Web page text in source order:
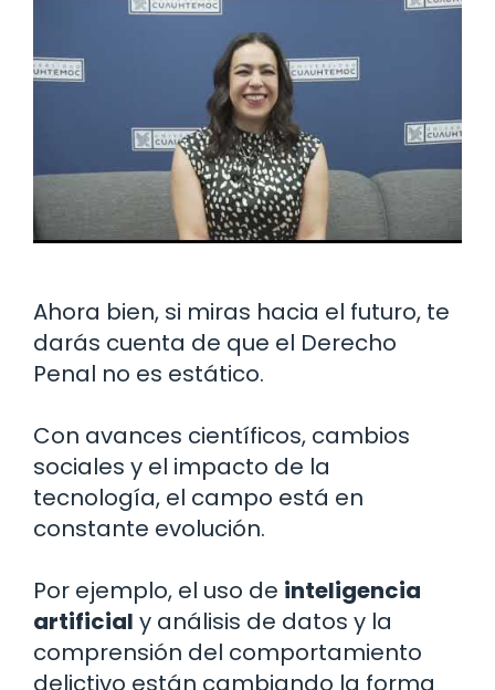
Ahora bien, si miras hacia el futuro, te
darás cuenta de que el Derecho
Penal no es estático.
Con avances científicos, cambios
sociales y el impacto de la
tecnología, el campo está en
constante evolución.
Por ejemplo, el uso de inteligencia
artificial y análisis de datos y la
comprensión del comportamiento
delictivo están cambiando la forma